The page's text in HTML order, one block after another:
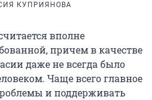
КУПРИЯНОВА
вполне
причем в качестве
даже не всегда было
Чаще всего главное
и поддерживать